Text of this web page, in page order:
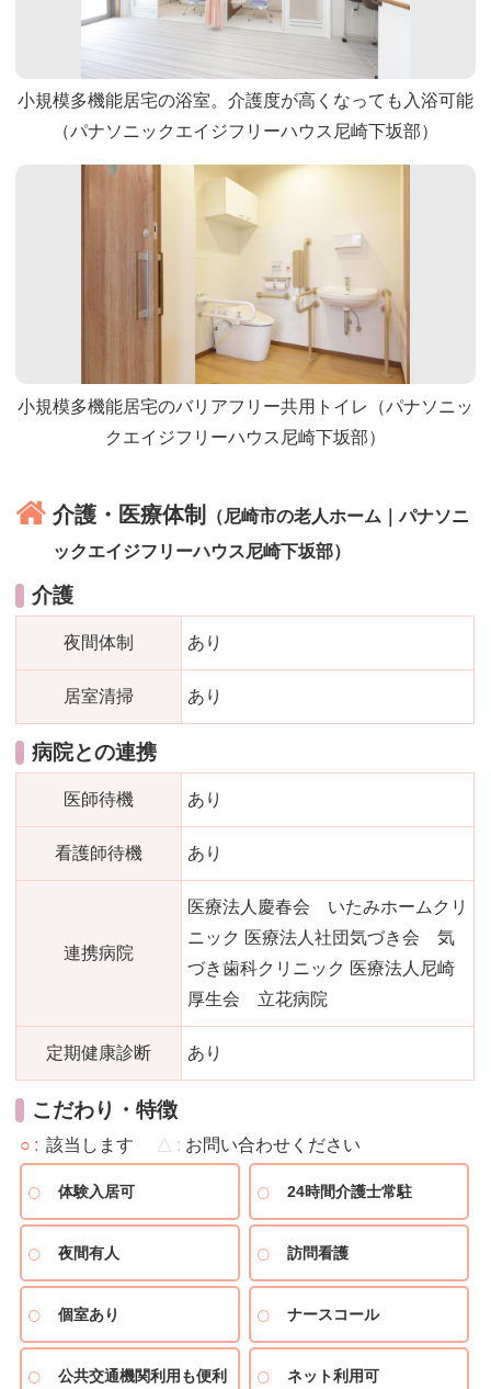
小規模多機能居宅の浴室。介護度が高くなっても入浴可能
（パナソニックエイジフリーハウス尼崎下坂部）
小規模多機能居宅のバリアフリー共用トイレ（パナソニッ
クエイジフリーハウス尼崎下坂部）
介護・医療体制
（尼崎市の老人ホーム｜パナソニ
ックエイジフリーハウス尼崎下坂部）
介護
夜間体制 あり
居室清掃 あり
病院との連携
医師待機 あり
看護師待機 あり
連携病院
医療法人慶春会 いたみホームクリ
ニック 医療法人社団気づき会 気
づき歯科クリニック 医療法人尼崎
厚生会 立花病院
定期健康診断 あり
こだわり・特徴
○ 該当します △ お問い合わせください
体験入居可 24時間介護士常駐
夜間有人 訪問看護
個室あり ナースコール
公共交通機関利用も便利 ネット利用可